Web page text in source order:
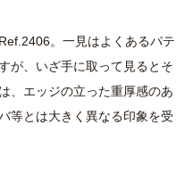
。一見はよくあるパテ
が、いざ手に取って見るとそ
、エッジの立った重厚感のあ
等とは大きく異なる印象を受